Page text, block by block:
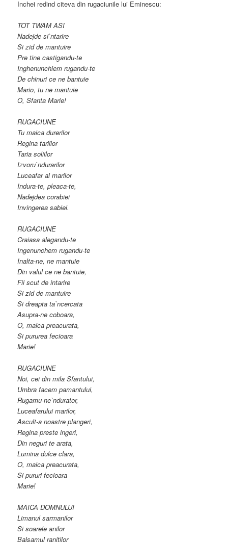
Inchei redind citeva din rugaciunile lui Eminescu:
TOT TWAM ASI
Nadejde si`ntarire
Si zid de mantuire
Pre tine castigandu-te
Inghenunchiem rugandu-te
De chinuri ce ne bantuie
Mario, tu ne mantuie
O, Sfanta Marie!
RUGACIUNE
Tu maica durerilor
Regina tariilor
Taria soliilor
Izvoru`ndurarilor
Luceafar al marilor
Indura-te, pleaca-te,
Nadejdea corabiei
Invingerea sabiei.
RUGACIUNE
Craiasa alegandu-te
Ingenunchem rugandu-te
Inalta-ne, ne mantuie
Din valul ce ne bantuie,
Fii scut de intarire
Si zid de mantuire
Si dreapta ta`ncercata
Asupra-ne coboara,
O, maica preacurata,
Si pururea fecioara
Marie!
RUGACIUNE
Noi, cei din mila Sfantului,
Umbra facem pamantului,
Rugamu-ne`ndurator,
Luceafarului marilor,
Ascult-a noastre plangeri,
Regina preste ingeri,
Din neguri te arata,
Lumina dulce clara,
O, maica preacurata,
Si pururi fecioara
Marie!
MAICA DOMNULUI
Limanul sarmanilor
Si soarele anilor
Balsamul ranitilor